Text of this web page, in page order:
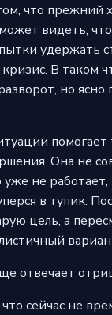
что прежний
видеть,
удержать
В таком
но ясно
помогает
Она не
не
в тупик.
цель, а
отвечает
сейчас не